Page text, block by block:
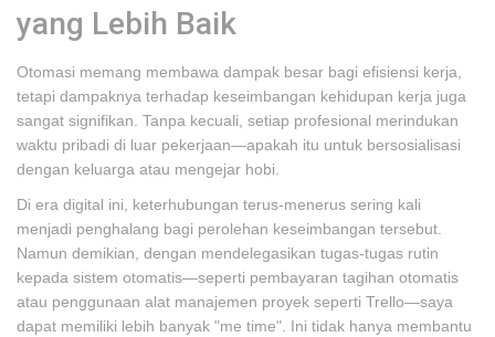
yang Lebih Baik
Otomasi memang membawa dampak besar bagi efisiensi kerja,
tetapi dampaknya terhadap keseimbangan kehidupan kerja juga
sangat signifikan. Tanpa kecuali, setiap profesional merindukan
waktu pribadi di luar pekerjaan—apakah itu untuk bersosialisasi
dengan keluarga atau mengejar hobi.
Di era digital ini, keterhubungan terus-menerus sering kali
menjadi penghalang bagi perolehan keseimbangan tersebut.
Namun demikian, dengan mendelegasikan tugas-tugas rutin
kepada sistem otomatis—seperti pembayaran tagihan otomatis
atau penggunaan alat manajemen proyek seperti Trello—saya
dapat memiliki lebih banyak "me time". Ini tidak hanya membantu